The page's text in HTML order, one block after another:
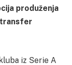
produženja
transfer
iz Serie A